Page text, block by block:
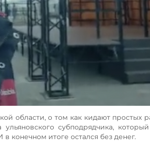
области, о том как кидают простых
субподрядчика,
конечном итоге остался без денег.